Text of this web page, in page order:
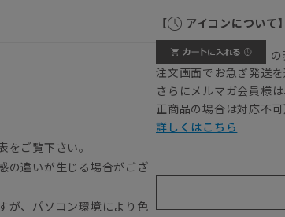
ご覧下さい。
の違いが生じる場合がござ
が、パソコン環境により色
【 アイコンについて】
の
注文画面でお急ぎ発送を
さらにメルマガ会員様
正商品の場合は対応不可
詳しくはこちら